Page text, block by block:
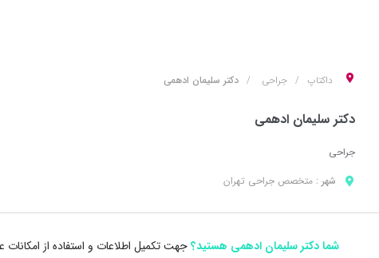
داکتاپ جراحی دکتر سلیمان ادهمی
دکتر سلیمان ادهمی
جراحی
شهر : متخصص جراحی تهران
شما دکتر سلیمان ادهمی هستید؟جهت تکمیل اطلاعات و استفاده از